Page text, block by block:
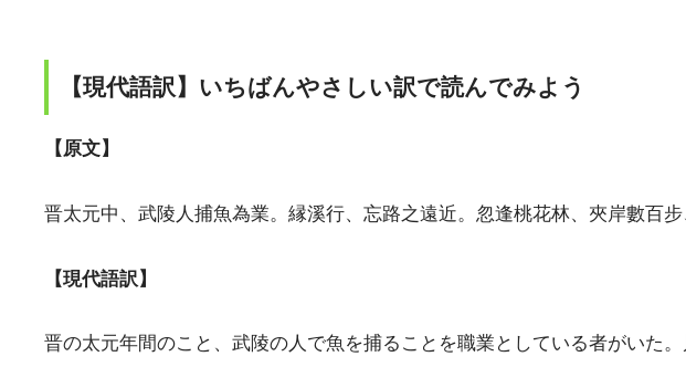
【現代語訳】いちばんやさしい訳で読んでみよう
【原文】
晋太元中、武陵人捕魚為業。縁溪行、忘路之遠近。忽逢桃花林、夾岸數百
【現代語訳】
晋の太元年間のこと、武陵の人で魚を捕ることを職業としている者がいた